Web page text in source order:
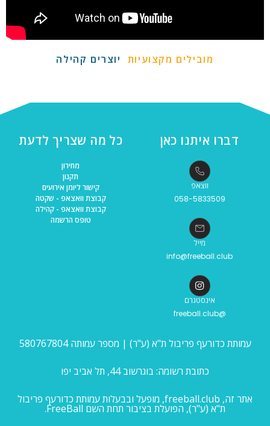
מובילים מקצועיות יוצרים קהילה
דברו איתנו כאן
ווצאפ
058-5833509
מייל
info@freeball.club
אינסטגרם
@freeball.club
כל מה שצריך לדעת
מחירון
תקנון
קישור ליומן אירועים
קבוצת וואצאפ - שקטה
קבוצת וואצאפ - קהילה
טופס הרשמה
עמותת כדורעף פריבול ת"א (ע"ר) | מספר עמותה 580767804
כתובת רשומה: בוגרשוב 44, תל אביב יפו
אתר זה, freeball.club, מופעל ובבעלות עמותת כדורעף פריבול
ת"א (ע"ר), הפועלת בציבור תחת השם FreeBall.